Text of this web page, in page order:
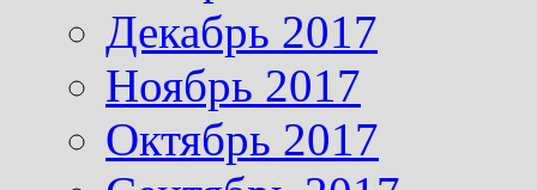
Декабрь 2017
Ноябрь 2017
Октябрь 2017